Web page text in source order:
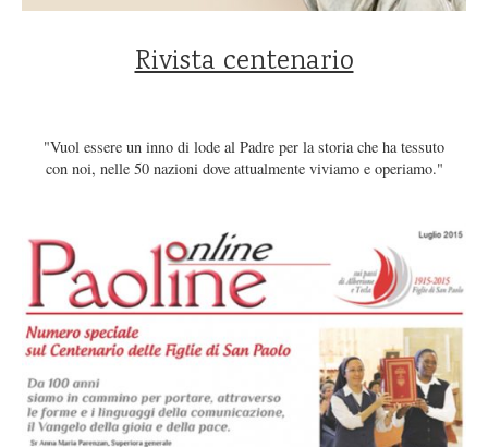
Rivista centenario
"Vuol essere un inno di lode al Padre per la storia che ha tessuto
con noi, nelle 50 nazioni dove attualmente viviamo e operiamo."